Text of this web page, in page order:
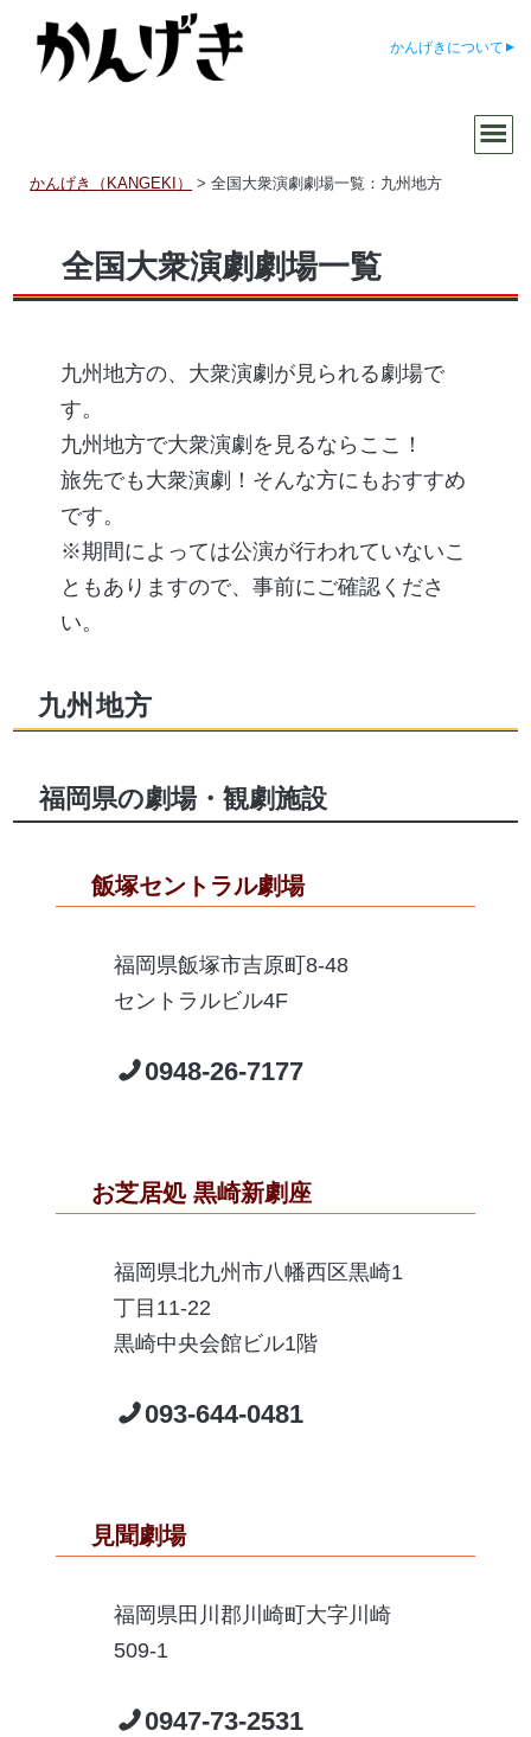
かんげきについて
かんげき（KANGEKI） >全国大衆演劇劇場一覧：九州地方
全国大衆演劇劇場一覧
九州地方の、大衆演劇が見られる劇場で
す。
九州地方で大衆演劇を見るならここ！
旅先でも大衆演劇！そんな方にもおすすめ
です。
※期間によっては公演が行われていないこ
ともありますので、事前にご確認くださ
い。
九州地方
福岡県の劇場・観劇施設
飯塚セントラル劇場
福岡県飯塚市吉原町8-48
セントラルビル4F
0948-26-7177
お芝居処 黒崎新劇座
福岡県北九州市八幡西区黒崎1
丁目11-22
黒崎中央会館ビル1階
093-644-0481
見聞劇場
福岡県田川郡川崎町大字川崎
509-1
0947-73-2531